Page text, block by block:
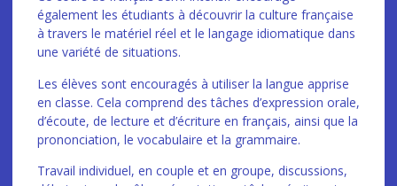
également les étudiants à découvrir la culture française
à travers le matériel réel et le langage idiomatique dans
une variété de situations.
Les élèves sont encouragés à utiliser la langue apprise
en classe. Cela comprend des tâches d’expression orale,
d’écoute, de lecture et d’écriture en français, ainsi que la
prononciation, le vocabulaire et la grammaire.
Travail individuel, en couple et en groupe, discussions,